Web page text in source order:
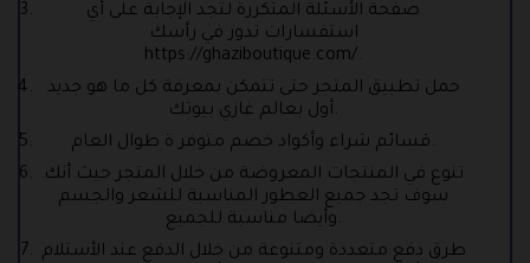
صفحة الأسئلة المتكررة لتجد الإجابة على أي
استفسارات تدور في رأسك
https://ghaziboutique.com/.
حمل تطبيق المتجر حتى تتمكن بمعرفة كل ما هو جديد
أول بعالم غازي بيوتك.
قسائم شراء وأكواد خصم متوفر ة طوال العام.
تنوع في المنتجات المعروضة من خلال المتجر حيث أنك
سوف تجد جميع العطور المناسبة للشعر والجسم
وأيضا مناسبة للجميع.
طرق دفع متعددة ومتنوعة من خلال الدفع عند الأستلام